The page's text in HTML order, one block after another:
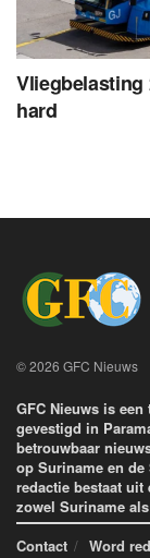
Vliegbelasting
hard
© 2026 GFC Nieuws
GFC Nieuws is
gevestigd in
betrouwbaar
op Suriname en
redactie bestaat
zowel Suriname
Contact
Word